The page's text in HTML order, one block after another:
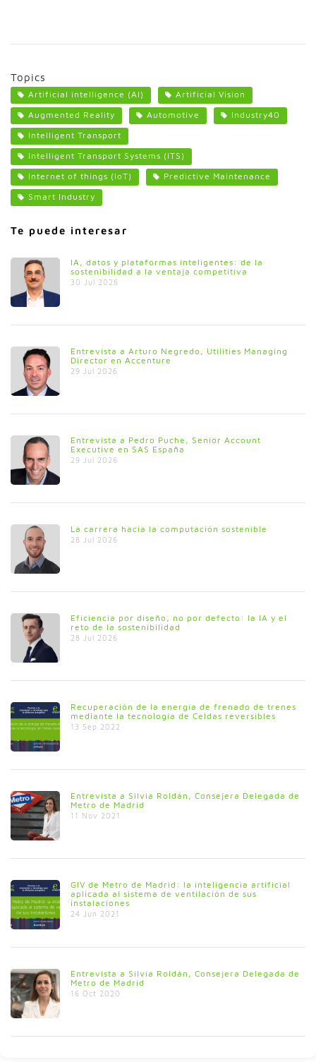
Topics
Artificial intelligence (AI)
Artificial Vision
Augmented Reality
Automotive
Industry40
Intelligent Transport
Intelligent Transport Systems (ITS)
Internet of things (IoT)
Predictive Maintenance
Smart Industry
Te puede interesar
IA, datos y plataformas inteligentes: de la
sostenibilidad a la ventaja competitiva
30 Jul 2026
Entrevista a Arturo Negredo, Utilities Managing
Director en Accenture
29 Jul 2026
Entrevista a Pedro Puche, Senior Account
Executive en SAS España
29 Jul 2026
La carrera hacia la computación sostenible
28 Jul 2026
Eficiencia por diseño, no por defecto: la IA y el
reto de la sostenibilidad
28 Jul 2026
Recuperación de la energía de frenado de trenes
mediante la tecnología de Celdas reversibles
13 Sep 2022
Entrevista a Silvia Roldán, Consejera Delegada de
Metro de Madrid
11 Nov 2021
GIV de Metro de Madrid: la inteligencia artificial
aplicada al sistema de ventilación de sus
instalaciones
24 Jun 2021
Entrevista a Silvia Roldán, Consejera Delegada de
Metro de Madrid
16 Oct 2020